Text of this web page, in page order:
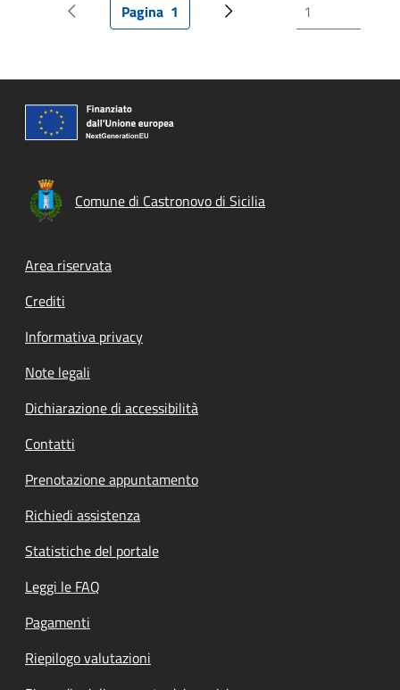
Pagina precedentePagina attuale
Pagina 1 Pagina successiva
Comune di Castronovo di Sicilia
Footer menu
Area riservata
Crediti
Informativa privacy
Note legali
Dichiarazione di accessibilità
Contatti
Prenotazione appuntamento
Richiedi assistenza
Statistiche del portale
Leggi le FAQ
Pagamenti
Riepilogo valutazioni